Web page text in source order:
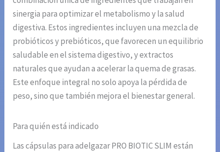
sinergia para optimizar el metabolismo y la salud
digestiva. Estos ingredientes incluyen una mezcla de
probióticos y prebióticos, que favorecen un equilibrio
saludable en el sistema digestivo, y extractos
naturales que ayudan a acelerar la quema de grasas.
Este enfoque integral no solo apoya la pérdida de
peso, sino que también mejora el bienestar general.
Para quién está indicado
Las cápsulas para adelgazar PRO BIOTIC SLIM están